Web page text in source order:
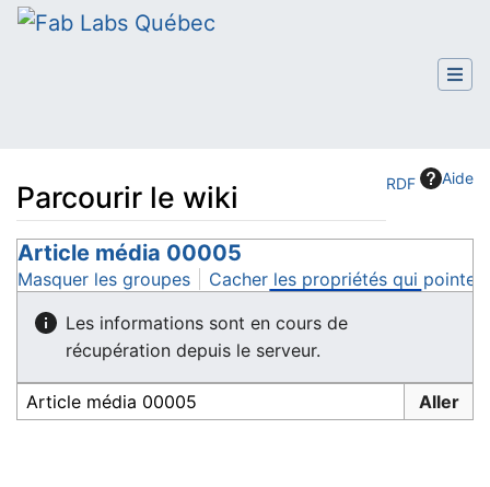
RDF Aide
Parcourir le wiki
Aller à :navigation ,rechercher
Article média 00005
Masquer les groupes
Cacher les propriétés qui
Les informations sont en cours de
récupération depuis le serveur.